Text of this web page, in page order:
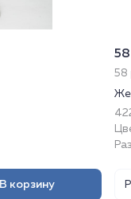
В корзину
58